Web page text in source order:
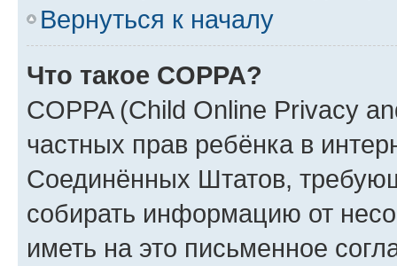
Вернуться к началу
Что такое COPPA?
COPPA (Child Online Privacy
частных прав ребёнка в
Соединённых Штатов,
собирать информацию от
иметь на это письменное